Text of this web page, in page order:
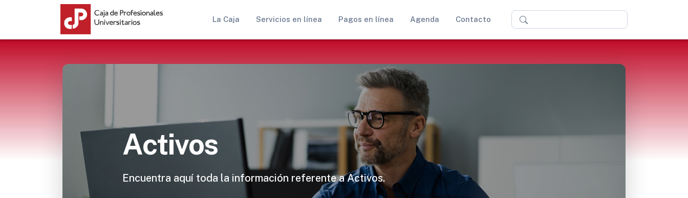
La Caja Servicios en línea Pagos en línea Agenda Contacto
Buscar
Activos
Encuentra aquí toda la información referente a Activos.